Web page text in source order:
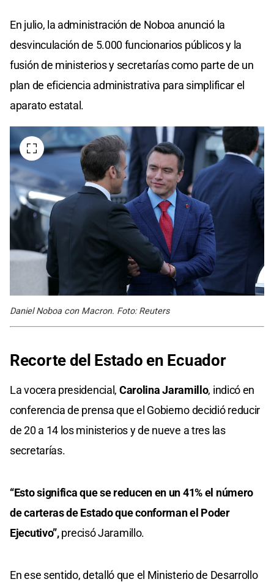
En julio, la administración de Noboa anunció la
desvinculación de 5.000 funcionarios públicos y la
fusión de ministerios y secretarías como parte de un
plan de eficiencia administrativa para simplificar el
aparato estatal.
Daniel Noboa con Macron. Foto: Reuters
Recorte del Estado en Ecuador
La vocera presidencial, Carolina Jaramillo, indicó en
conferencia de prensa que el Gobierno decidió reducir
de 20 a 14 los ministerios y de nueve a tres las
secretarías.
“Esto significa que se reducen en un 41% el número
de carteras de Estado que conforman el Poder
Ejecutivo”,precisó Jaramillo.
En ese sentido, detalló que el Ministerio de Desarrollo